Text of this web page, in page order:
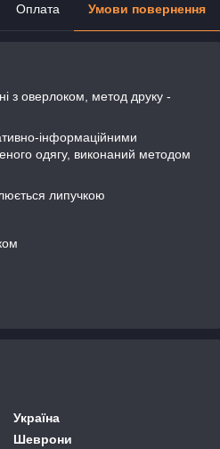
Оплата Умови повернення
з оверлоком, метод друку -
інформаційними
одягу, виконаний методом
липучкою
Україна
Шеврони